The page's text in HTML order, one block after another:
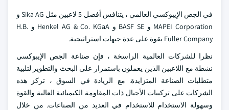
في الجص الإيبوكسي العالمي ، يتنافس أفضل 5 لاعبين مثل Sika AG و
MAPEI Corporation و BASF SE و Henkel AG & Co. KGaA و H.B.
Fuller Company بقوة على عدة جبهات استراتيجية.
نظرا للشركات العالمية الراسخة ، فإن صناعة الجص الإيبوكسي
نشطة مع اللاعبين الذين يعملون باستمرار على البحث والتطوير لتلبية
متطلبات الصناعة المتزايدة. مع الريادة في السوق ، تركز هذه
الشركات على تركيبات الأجيال ذات المقاومة الكيميائية العالية والقوة
وسهولة الاستخدام للاستخدام في العديد من الصناعات. من خلال